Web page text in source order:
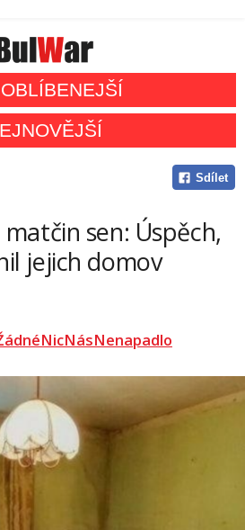
Sdílet
sen: Úspěch,
jejich domov